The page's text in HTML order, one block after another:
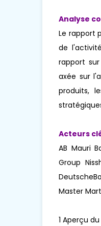
Analyse
Le rapport
de
rapport
axée sur
produits,
Acteurs
AB Mauri
Group
Master
1 Aperçu